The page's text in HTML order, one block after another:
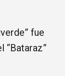
fue
“Bataraz”